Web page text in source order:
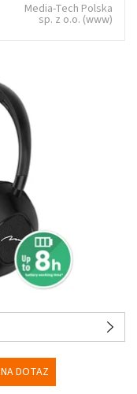
Media-Tech Polska
sp. z o.o. (www)
NA DOTAZ